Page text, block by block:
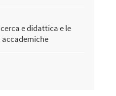
e didattica e le